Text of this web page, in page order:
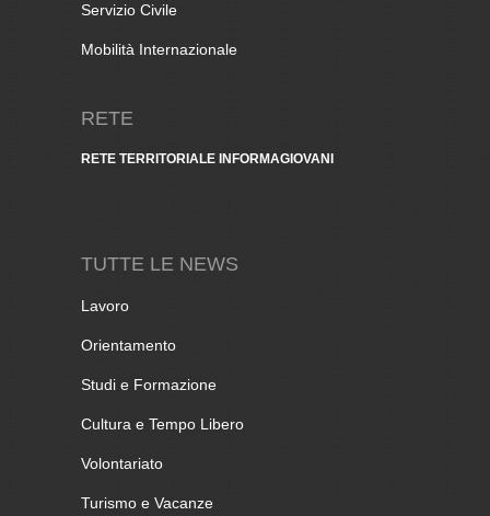
Servizio Civile
Mobilità Internazionale
RETE
RETE TERRITORIALE INFORMAGIOVANI
TUTTE LE NEWS
Lavoro
Orientamento
Studi e Formazione
Cultura e Tempo Libero
Volontariato
Turismo e Vacanze